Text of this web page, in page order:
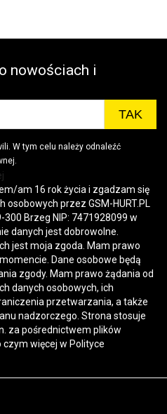
nowościach i
W tym celu należy odnaleźć
am 16 rok życia i zgadzam się
przez GSM-HURT.PL
300 Brzeg NIP: 7471928099 w
danych jest dobrowolne.
jest moja zgoda. Mam prawo
Dane osobowe będą
zgody. Mam prawo żądania od
danych osobowych, ich
przetwarzania, a także
nadzorczego. Strona stosuje
za pośrednictwem plików
czym więcej w Polityce